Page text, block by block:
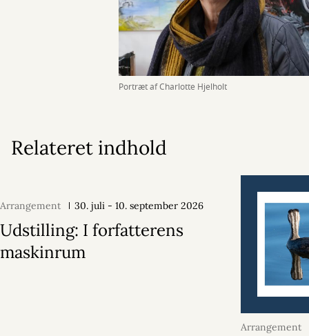
Portræt af Charlotte Hjelholt
Relateret indhold
Arrangement 30. juli - 10. september 2026
Udstilling: I forfatterens
maskinrum
Arrangement